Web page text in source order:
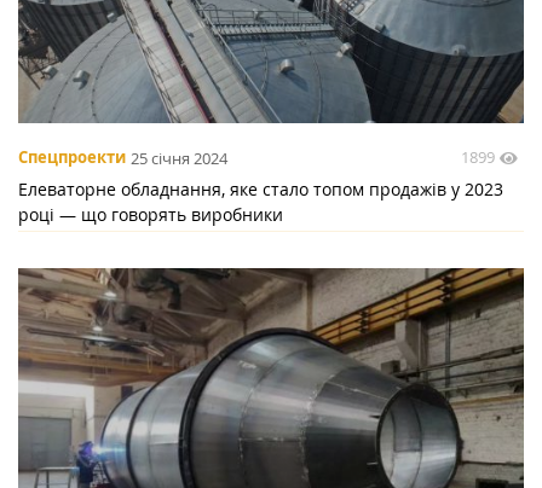
Спецпроекти 25 січня 2024 1899
Елеваторне обладнання, яке стало топом продажів у 2023
році — що говорять виробники